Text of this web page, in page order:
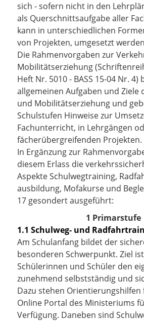
sich - sofern nicht in den
als Querschnittsaufgabe aller
kann in unterschiedlichen
von Projekten, umgesetzt
Die Rahmenvorgaben zur
Mobilitätserziehung
Heft Nr. 5010 - BASS 15-04 Nr.
allgemeinen Aufgaben und Ziele
und Mobilitätserziehung und
Schulstufen Hinweise zur
Fachunterricht, in Lehrgängen
fächerübergreifenden Projekten.
In Ergänzung zur
diesem Erlass die
Aspekte Schulwegtraining,
ausbildung, Mofakurse und
17 gesondert ausgeführt:
1 Primarstufe
1.1 Schulweg- und
Am Schulanfang bildet der
besonderen Schwerpunkt. Ziel
Schülerinnen und Schüler den
zunehmend selbstständig und
Dazu stehen Orientierungshilfen
Online Portal des Ministeriums
Verfügung. Daneben sind